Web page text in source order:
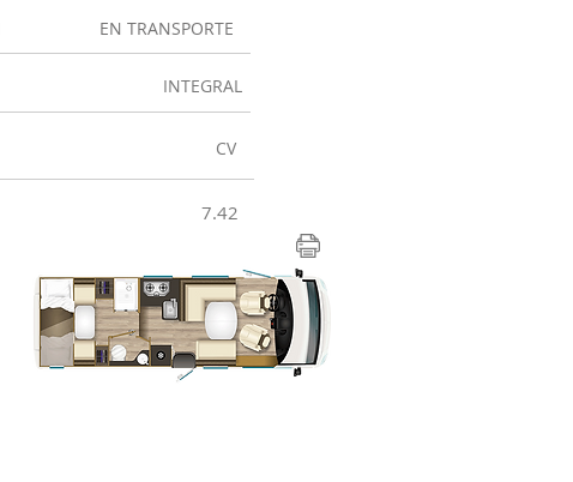
EN TRANSPORTE
INTEGRAL
CV
7.42